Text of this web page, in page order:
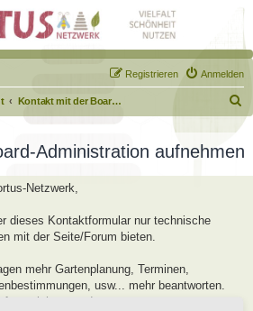
Anmelden
Registrieren
Kontakt mit der Board-Administration aufnehmen
u
Administration aufnehmen
Netzwerk,
dieses Kontaktformular nur technische
mit der Seite/Forum bieten.
mehr Gartenplanung, Terminen,
usw... mehr beantworten.
geworden.